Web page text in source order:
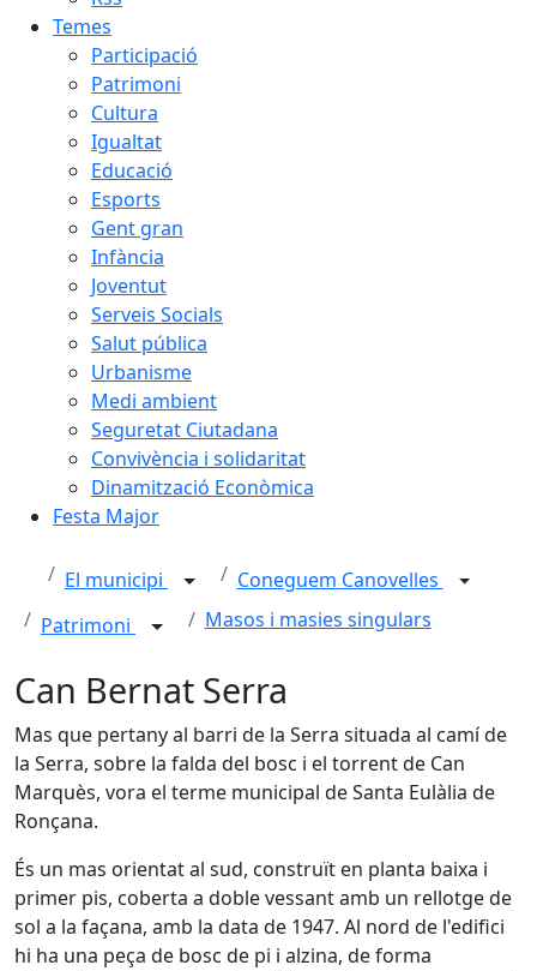
Temes
Participació
Patrimoni
Cultura
Igualtat
Educació
Esports
Gent gran
Infància
Joventut
Serveis Socials
Salut pública
Urbanisme
Medi ambient
Seguretat Ciutadana
Convivència i solidaritat
Dinamització Econòmica
Festa Major
El municipi
Coneguem Canovelles
Patrimoni
Masos i masies singulars
Can Bernat Serra
Mas que pertany al barri de la Serra situada al camí de
la Serra, sobre la falda del bosc i el torrent de Can
Marquès, vora el terme municipal de Santa Eulàlia de
Ronçana.
És un mas orientat al sud, construït en planta baixa i
primer pis, coberta a doble vessant amb un rellotge de
sol a la façana, amb la data de 1947. Al nord de l'edifici
hi ha una peça de bosc de pi i alzina, de forma